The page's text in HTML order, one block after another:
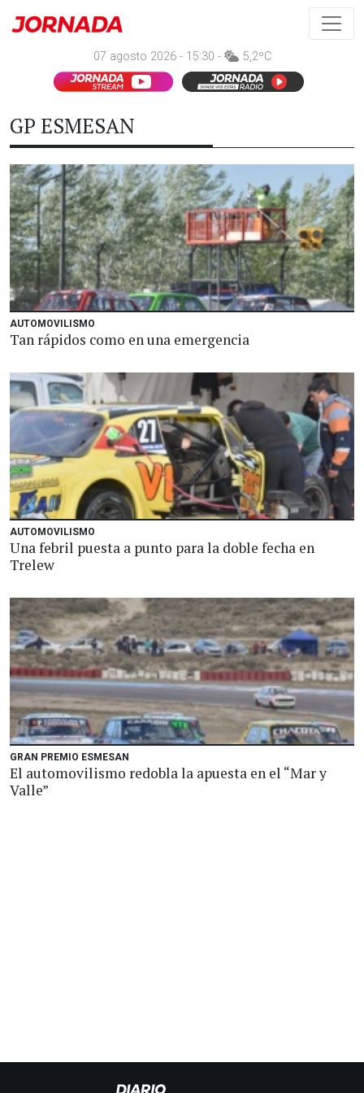
07 agosto 2026 - 15:30 - 5,2ºC
GP ESMESAN
AUTOMOVILISMO
Tan rápidos como en una emergencia
AUTOMOVILISMO
Una febril puesta a punto para la doble fecha en
Trelew
GRAN PREMIO ESMESAN
El automovilismo redobla la apuesta en el “Mar y
Valle”